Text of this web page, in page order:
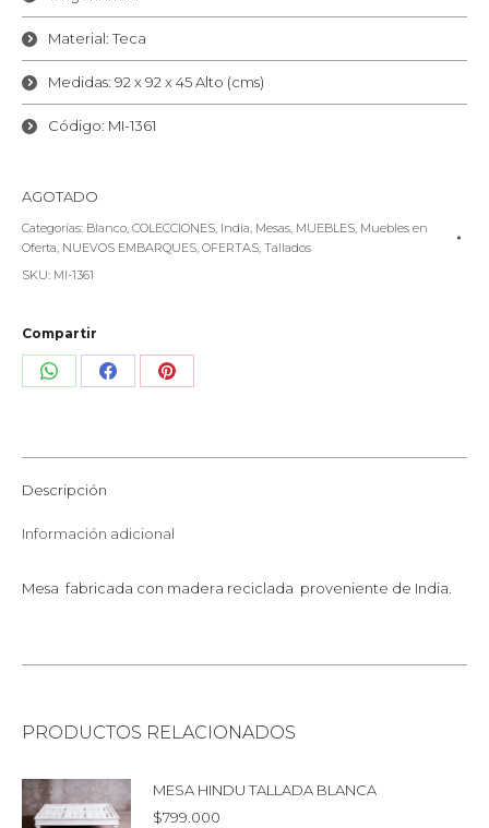
Material: Teca
Medidas: 92 x 92 x 45 Alto (cms)
Código: MI-1361
AGOTADO
Categorías: Blanco, COLECCIONES, India, Mesas, MUEBLES, Muebles en
Oferta, NUEVOS EMBARQUES, OFERTAS, Tallados
SKU: MI-1361
Compartir
Share Share Share
Descripción
Información adicional
Mesa fabricada con madera reciclada proveniente de India.
PRODUCTOS RELACIONADOS
MESA HINDU TALLADA BLANCA
$799.000